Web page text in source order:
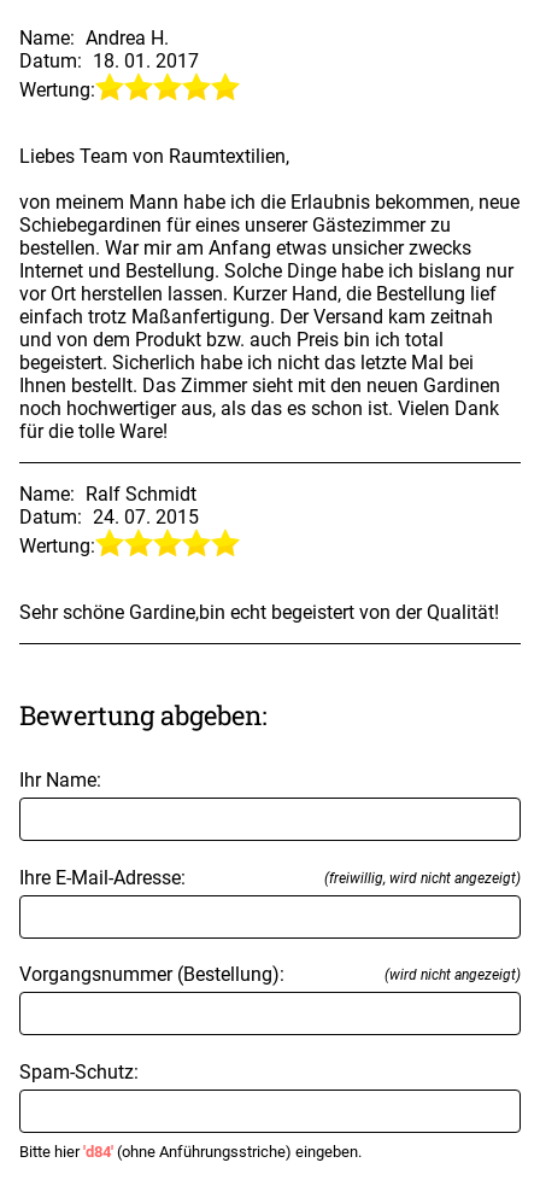
Name: Andrea H.
Datum: 18. 01. 2017
Wertung:
Liebes Team von Raumtextilien,
von meinem Mann habe ich die Erlaubnis bekommen, neue
Schiebegardinen für eines unserer Gästezimmer zu
bestellen. War mir am Anfang etwas unsicher zwecks
Internet und Bestellung. Solche Dinge habe ich bislang nur
vor Ort herstellen lassen. Kurzer Hand, die Bestellung lief
einfach trotz Maßanfertigung. Der Versand kam zeitnah
und von dem Produkt bzw. auch Preis bin ich total
begeistert. Sicherlich habe ich nicht das letzte Mal bei
Ihnen bestellt. Das Zimmer sieht mit den neuen Gardinen
noch hochwertiger aus, als das es schon ist. Vielen Dank
für die tolle Ware!
Name:
Ralf Schmidt
Datum: 24. 07. 2015
Wertung:
Sehr schöne Gardine,bin echt begeistert von der Qualität!
Bewertung abgeben:
Ihr Name:
Ihre E-Mail-Adresse: (freiwillig, wird nicht angezeigt)
Vorgangsnummer (Bestellung): (wird nicht angezeigt)
Spam-Schutz:
Bitte hier'd84' (ohne Anführungsstriche) eingeben.